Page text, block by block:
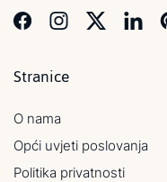
Stranice
O nama
Opći uvjeti poslovanja
Politika privatnosti